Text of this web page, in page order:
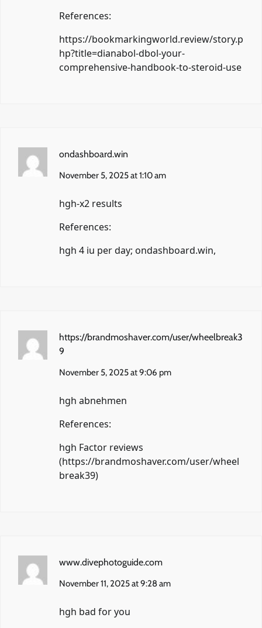
References:
https://bookmarkingworld.review/story.p
hp?title=dianabol-dbol-your-
comprehensive-handbook-to-steroid-use
ondashboard.win
November 5, 2025 at 1:10 am
hgh-x2 results
References:
hgh 4 iu per day; ondashboard.win,
https://brandmoshaver.com/user/wheelbreak3
9
November 5, 2025 at 9:06 pm
hgh abnehmen
References:
hgh Factor reviews
(https://brandmoshaver.com/user/wheel
break39)
www.divephotoguide.com
November 11, 2025 at 9:28 am
hgh bad for you